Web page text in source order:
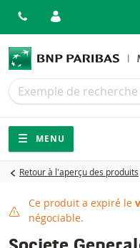
Recherche
Recherche
Navigation
Navigation
MENU
Retour à l'aperçu des produits
Ce produit
Ce produit a expiré le
négociable.